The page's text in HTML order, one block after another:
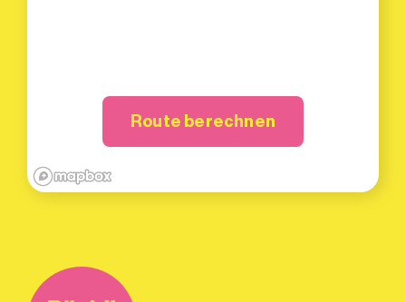
Route berechnen